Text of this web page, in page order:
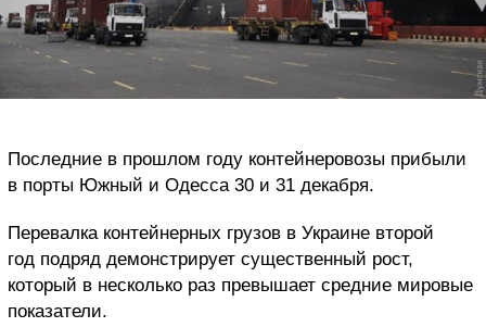
Последние в прошлом году контейнеровозы прибыли
в порты Южный и Одесса 30 и 31 декабря.
Перевалка контейнерных грузов в Украине второй
год подряд демонстрирует существенный рост,
который в несколько раз превышает средние мировые
показатели.